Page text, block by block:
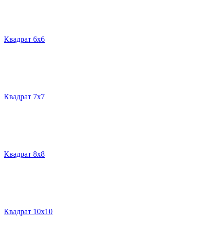
Квадрат 6х6
Квадрат 7х7
Квадрат 8х8
Квадрат 10х10